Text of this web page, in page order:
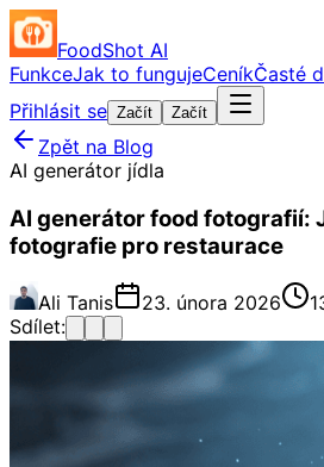
FoodShot AI
FunkceJak to fungujeCeníkČasté
Přihlásit se Začít Začít
Zpět na Blog
AI generátor jídla
AI generátor food fotografií:
fotografie pro restaurace
Ali Tanis 23. února 2026
Sdílet: